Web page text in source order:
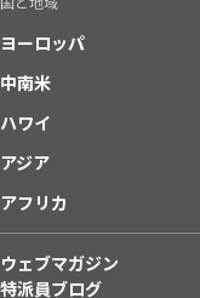
ヨーロッパ
中南米
ハワイ
アジア
アフリカ
ウェブマガジン
特派員ブログ